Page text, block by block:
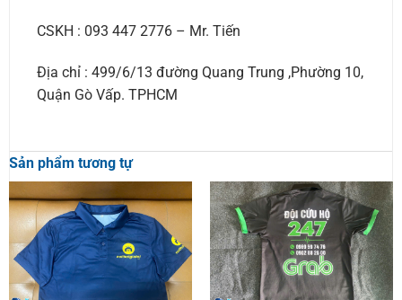
CSKH : 093 447 2776 – Mr. Tiến
Địa chỉ : 499/6/13 đường Quang Trung ,Phường 10,
Quận Gò Vấp. TPHCM
Sản phẩm tương tự